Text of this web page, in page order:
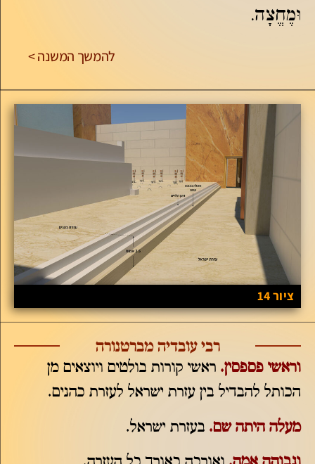
וּמֶחֱצָה.
להמשך המשנה >
ציור 14
רבי עובדיה מברטנורה
וראשי פספסין. ראשי קורות בולטים ויוצאים מן
הכותל להבדיל בין עזרת ישראל לעזרת כהנים.
מעלה היתה שם. בעזרת ישראל.